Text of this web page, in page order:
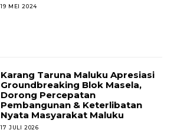
19 MEI 2024
Karang Taruna Maluku Apresiasi
Groundbreaking Blok Masela,
Dorong Percepatan
Pembangunan & Keterlibatan
Nyata Masyarakat Maluku
17 JULI 2026